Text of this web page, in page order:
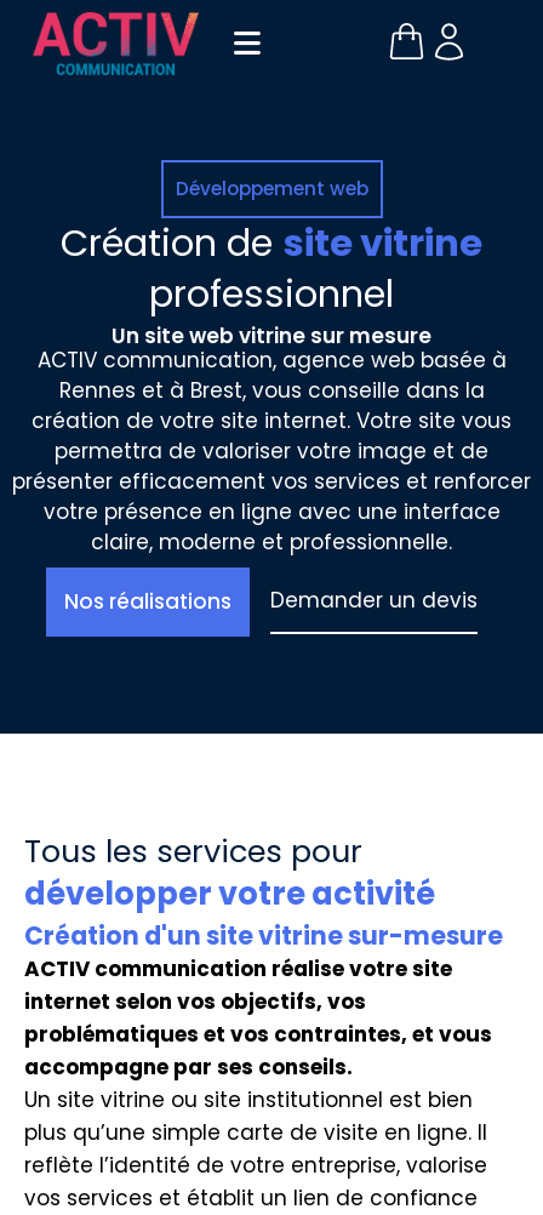
Développement web
Création de site vitrine
professionnel
Un site web vitrine sur mesure
ACTIV communication, agence web basée à
Rennes et à Brest, vous conseille dans la
création de votre site internet. Votre site vous
permettra de valoriser votre image et de
présenter efficacement vos services et renforcer
votre présence en ligne avec une interface
claire, moderne et professionnelle.
Nos réalisations Demander un devis
Tous les services pour
développer votre activité
Création d'un site vitrine sur-mesure
ACTIV communication réalise votre site
internet selon vos objectifs, vos
problématiques et vos contraintes, et vous
accompagne par ses conseils.
Un site vitrine ou site institutionnel est bien
plus qu’une simple carte de visite en ligne. Il
reflète l’identité de votre entreprise, valorise
vos services et établit un lien de confiance